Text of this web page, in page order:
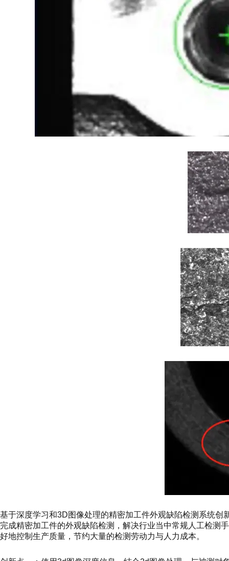
基于深度学习和3D图像处理的精密加工件外观缺陷检测系统
完成精密加工件的外观缺陷检测，解决行业当中常规人工检测
好地控制生产质量，节约大量的检测劳动力与人力成本。